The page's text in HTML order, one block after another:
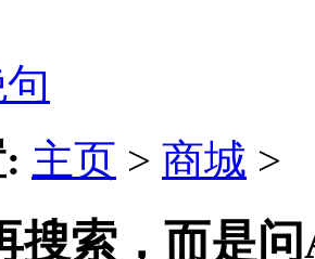
主页 > 商城 >
搜索，而是